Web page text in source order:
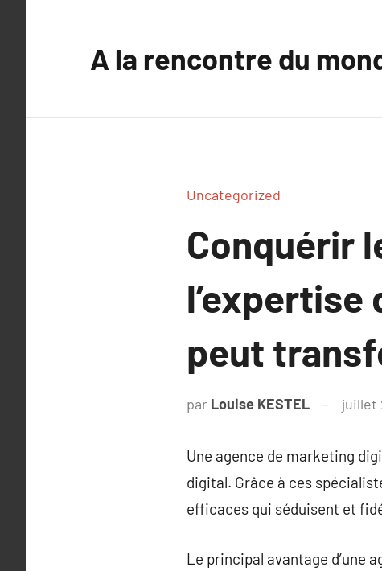
A la rencontre du
Uncategorized
Conquérir
l’expertise
peut
par Louise KESTEL juillet
Une agence de marketing
digital. Grâce à ces
efficaces qui séduisent et
Le principal avantage d’une